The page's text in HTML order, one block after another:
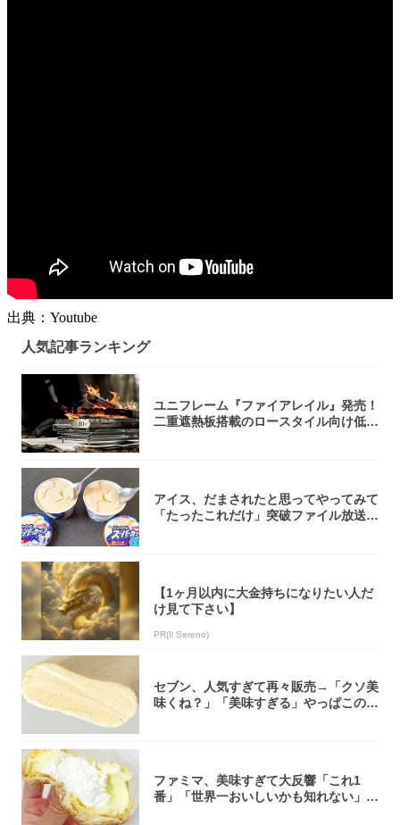
出典：Youtube
人気記事ランキング
ユニフレーム『ファイアレイル』発売！
二重遮熱板搭載のロースタイル向け低型
アイス、だまされたと思ってやってみて
「たったこれだけ」突破ファイル放送で
【1ヶ月以内に大金持ちになりたい人だ
け見て下さい】
PR(Il Sereno)
セブン、人気すぎて再々販売→「クソ美
味くね？」「美味すぎる」やっぱこのク
ファミマ、美味すぎて大反響「これ1
番」「世界一おいしいかも知れない」